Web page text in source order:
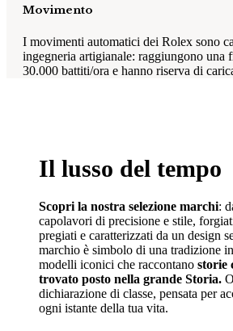
Movimento
I movimenti automatici dei Rolex sono
ingegneria artigianale: raggiungono una
30.000 battiti/ora e hanno riserva di
Il lusso del tempo
Scopri la nostra selezione marchi:
capolavori di precisione e stile,
pregiati e caratterizzati da un design
marchio è simbolo di una tradizione
modelli iconici che raccontano storie
trovato posto nella grande Storia.
dichiarazione di classe, pensata per
ogni istante della tua vita.